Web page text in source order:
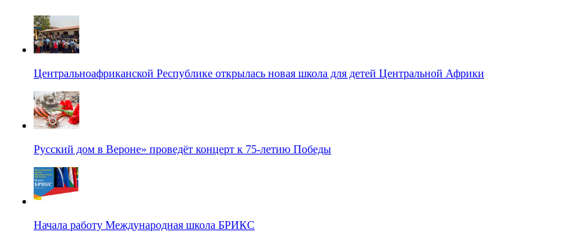
Центральноафриканской Республике открылась новая школа для детей Центральной Африки
Русский дом в Вероне» проведёт концерт к 75-летию Победы
Начала работу Международная школа БРИКС